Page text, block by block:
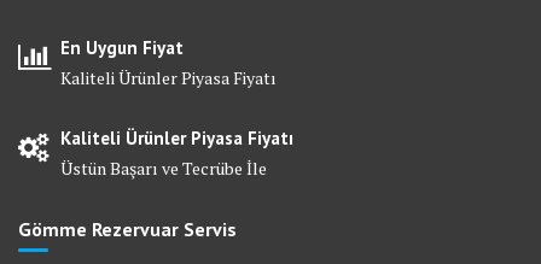
En Uygun Fiyat
Kaliteli Ürünler Piyasa Fiyatı
Kaliteli Ürünler Piyasa Fiyatı
Üstün Başarı ve Tecrübe İle
Gömme Rezervuar Servis